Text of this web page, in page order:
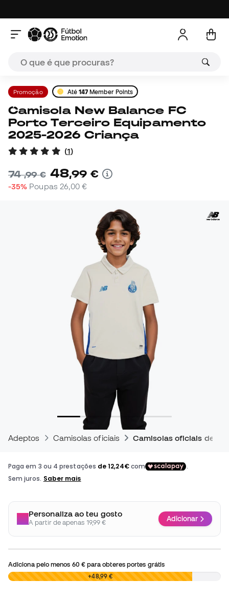
Promoção Até 147 Member Points
Camisola New Balance FC
Porto Terceiro Equipamento
2025-2026 Criança
(1)
74,99 € 48,99 €
-35% Poupas 26,00 €
Adeptos Camisolas oficiais Camisolas oficiais de
Personaliza ao teu gosto
A partir de apenas 19,99 € Adicionar
Adiciona pelo menos 60 €para obteres portes grátis
0,00 € +48,99 €